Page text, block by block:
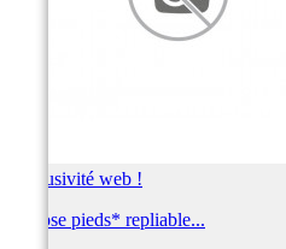
Exclusivité web !
Repose pieds* repliable...